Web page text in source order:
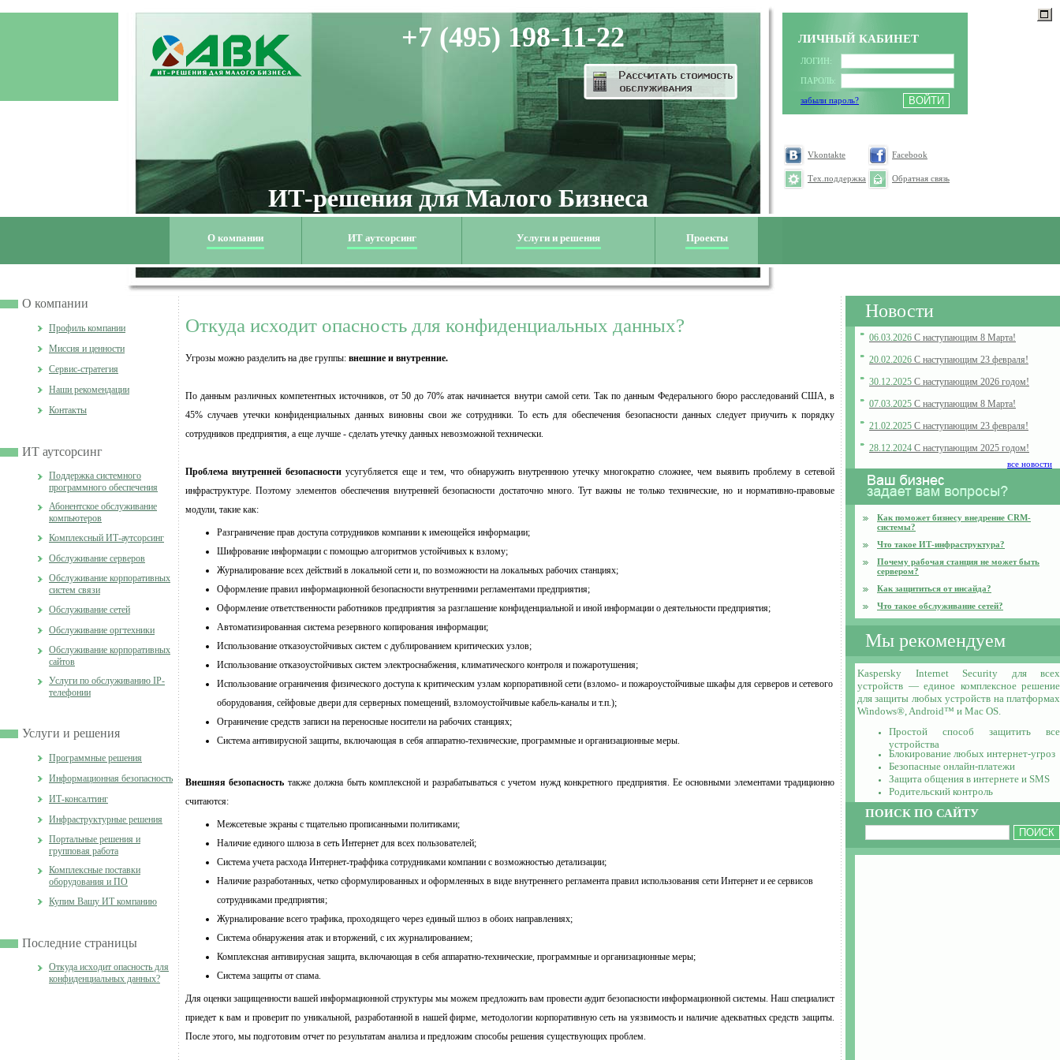
+7 (495) 198-11-22
ИТ-решения для Малого Бизнеса
О компании ИТ аутсорсинг Услуги и решения Проекты
ЛИЧНЫЙ КАБИНЕТ
ЛОГИН:
ПАРОЛЬ:
забыли пароль?
Vkontakte Facebook
Тех.поддержка Обратная связь
О компании
Профиль компании
Миссия и ценности
Cервис-стратегия
Наши рекомендации
Контакты
ИТ аутсорсинг
Поддержка системного
программного обеспечения
Абонентское обслуживание
компьютеров
Комплексный ИТ-аутсорсинг
Обслуживание серверов
Обслуживание корпоративных
систем связи
Обслуживание сетей
Обслуживание оргтехники
Обслуживание корпоративных
сайтов
Услуги по обслуживанию IP-
телефонии
Услуги и решения
Программные решения
Информационная безопасность
ИТ-консалтинг
Инфраструктурные решения
Портальные решения и
групповая работа
Комплексные поставки
оборудования и ПО
Купим Вашу ИТ компанию
Последние страницы
Откуда исходит опасность для
конфиденциальных данных?
Откуда исходит опасность для конфиденциальных данных?
Угрозы можно разделить на две группы: внешние и внутренние.
По данным различных компетентных источников, от 50 до 70% атак начинается внутри самой сети. Так по данным Федерального бюро расследований США, в
45% случаев утечки конфиденциальных данных виновны свои же сотрудники. То есть для обеспечения безопасности данных следует приучить к порядку
сотрудников предприятия, а еще лучше - сделать утечку данных невозможной технически.
Проблема внутренней безопасности усугубляется еще и тем, что обнаружить внутреннюю утечку многократно сложнее, чем выявить проблему в сетевой
инфраструктуре. Поэтому элементов обеспечения внутренней безопасности достаточно много. Тут важны не только технические, но и нормативно-правовые
модули, такие как:
Разграничение прав доступа сотрудников компании к имеющейся информации;
Шифрование информации с помощью алгоритмов устойчивых к взлому;
Журналирование всех действий в локальной сети и, по возможности на локальных рабочих станциях;
Оформление правил информационной безопасности внутренними регламентами предприятия;
Оформление ответственности работников предприятия за разглашение конфиденциальной и иной информации о деятельности предприятия;
Автоматизированная система резервного копирования информации;
Использование отказоустойчивых систем с дублированием критических узлов;
Использование отказоустойчивых систем электроснабжения, климатического контроля и пожаротушения;
Использование ограничения физического доступа к критическим узлам корпоративной сети (взломо- и пожароустойчивые шкафы для серверов и сетевого
оборудования, сейфовые двери для серверных помещений, взломоустойчивые кабель-каналы и т.п.);
Ограничение средств записи на переносные носители на рабочих станциях;
Система антивирусной защиты, включающая в себя аппаратно-технические, программные и организационные меры.
Внешняя безопасность также должна быть комплексной и разрабатываться с учетом нужд конкретного предприятия. Ее основными элементами традиционно
считаются:
Межсетевые экраны с тщательно прописанными политиками;
Наличие единого шлюза в сеть Интернет для всех пользователей;
Система учета расхода Интернет-траффика сотрудниками компании с возможностью детализации;
Наличие разработанных, четко сформулированных и оформленных в виде внутреннего регламента правил использования сети Интернет и ее сервисов
сотрудниками предприятия;
Журналирование всего трафика, проходящего через единый шлюз в обоих направлениях;
Система обнаружения атак и вторжений, с их журналированием;
Комплексная антивирусная защита, включающая в себя аппаратно-технические, программные и организационные меры;
Система защиты от спама.
Для оценки защищенности вашей информационной структуры мы можем предложить вам провести аудит безопасности информационной системы. Наш специалист
приедет к вам и проверит по уникальной, разработанной в нашей фирме, методологии корпоративную сеть на уязвимость и наличие адекватных средств защиты.
После этого, мы подготовим отчет по результатам анализа и предложим способы решения существующих проблем.
Новости
06.03.2026 С наступающим 8 Марта!
20.02.2026 С наступающим 23 февраля!
30.12.2025 С наступающим 2026 годом!
07.03.2025 С наступающим 8 Марта!
21.02.2025 С наступающим 23 февраля!
28.12.2024 С наступающим 2025 годом!
все новости
Как поможет бизнесу внедрение CRM-
системы?
Что такое ИТ-инфраструктура?
Почему рабочая станция не может быть
сервером?
Как защититься от инсайда?
Что такое обслуживание сетей?
Мы рекомендуем
Kaspersky Internet Security для всех
устройств — единое комплексное решение
для защиты любых устройств на платформах
Windows®, Android™ и Mac OS.
Простой способ защитить все
устройства
Блокирование любых интернет-угроз
Безопасные онлайн-платежи
Защита общения в интернете и SMS
Родительский контроль
ПОИСК ПО САЙТУ